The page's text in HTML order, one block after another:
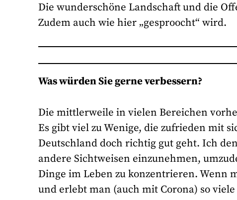
Die wunderschöne Landschaft und die
Zudem auch wie hier „gesproocht“ wird.
Was würden Sie gerne verbessern?
Die mittlerweile in vielen Bereichen
Es gibt viel zu Wenige, die zufrieden mit
Deutschland doch richtig gut geht. Ich
andere Sichtweisen einzunehmen,
Dinge im Leben zu konzentrieren. Wenn
und erlebt man (auch mit Corona) so